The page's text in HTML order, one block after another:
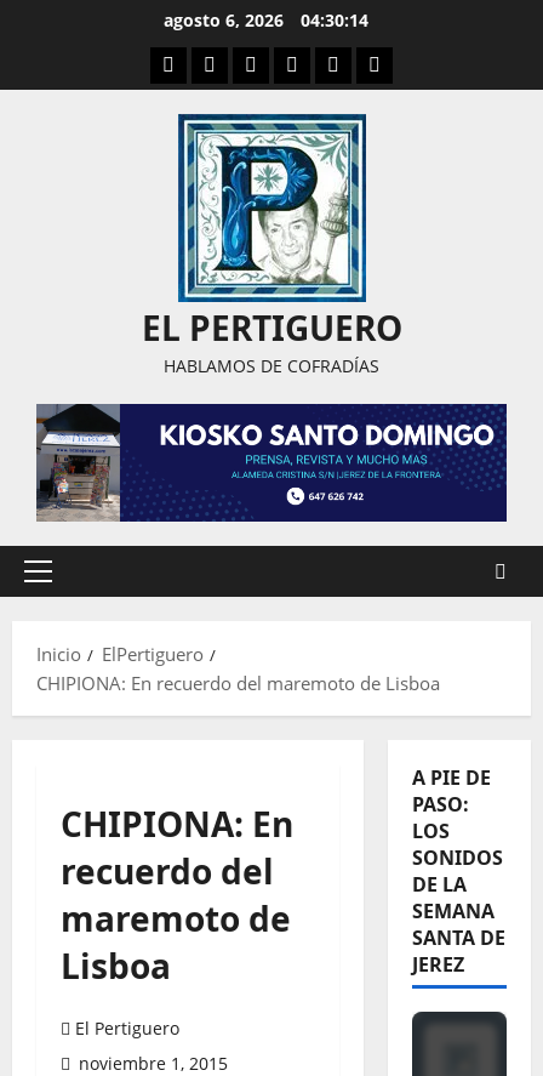
agosto 6, 2026 04:30:15
FacebookYoutubeInstagram
LinkedPinterestDribbble
EL PERTIGUERO
HABLAMOS DE COFRADÍAS
Menú
Inicio
ElPertiguero
CHIPIONA: En recuerdo del maremoto de Lisboa
CHIPIONA: En
recuerdo del
maremoto de
Lisboa
El Pertiguero
noviembre 1, 2015
A PIE DE
PASO:
LOS
SONIDOS
DE LA
SEMANA
SANTA DE
JEREZ